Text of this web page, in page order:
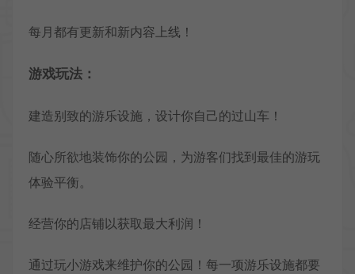
每月都有更新和新内容上线！
游戏玩法：
建造别致的游乐设施，设计你自己的过山车！
随心所欲地装饰你的公园，为游客们找到最佳的游玩
体验平衡。
经营你的店铺以获取最大利润！
通过玩小游戏来维护你的公园！每一项游乐设施都要